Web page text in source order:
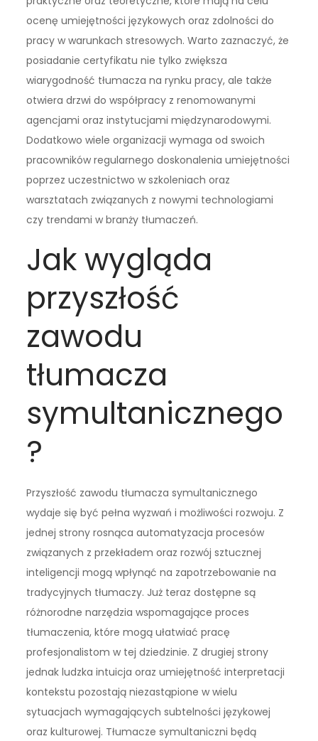
ocenę umiejętności językowych oraz zdolności do
pracy w warunkach stresowych. Warto zaznaczyć, że
posiadanie certyfikatu nie tylko zwiększa
wiarygodność tłumacza na rynku pracy, ale także
otwiera drzwi do współpracy z renomowanymi
agencjami oraz instytucjami międzynarodowymi.
Dodatkowo wiele organizacji wymaga od swoich
pracowników regularnego doskonalenia umiejętności
poprzez uczestnictwo w szkoleniach oraz
warsztatach związanych z nowymi technologiami
czy trendami w branży tłumaczeń.
Jak wygląda
przyszłość
zawodu
tłumacza
symultanicznego
?
Przyszłość zawodu tłumacza symultanicznego
wydaje się być pełna wyzwań i możliwości rozwoju. Z
jednej strony rosnąca automatyzacja procesów
związanych z przekładem oraz rozwój sztucznej
inteligencji mogą wpłynąć na zapotrzebowanie na
tradycyjnych tłumaczy. Już teraz dostępne są
różnorodne narzędzia wspomagające proces
tłumaczenia, które mogą ułatwiać pracę
profesjonalistom w tej dziedzinie. Z drugiej strony
jednak ludzka intuicja oraz umiejętność interpretacji
kontekstu pozostają niezastąpione w wielu
sytuacjach wymagających subtelności językowej
oraz kulturowej. Tłumacze symultaniczni będą